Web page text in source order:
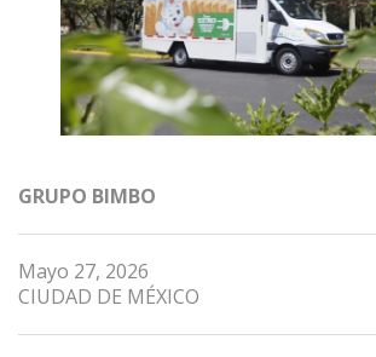
GRUPO BIMBO
Mayo 27, 2026
CIUDAD DE MÉXICO